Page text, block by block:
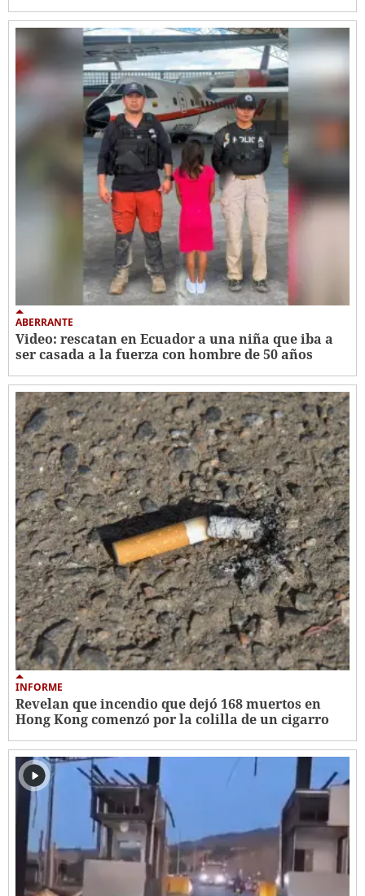
ABERRANTE
Video: rescatan en Ecuador a una niña que iba a
ser casada a la fuerza con hombre de 50 años
INFORME
Revelan que incendio que dejó 168 muertos en
Hong Kong comenzó por la colilla de un cigarro